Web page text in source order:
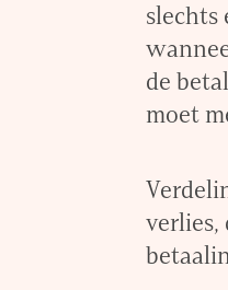
slechts
de
moet
verlies,